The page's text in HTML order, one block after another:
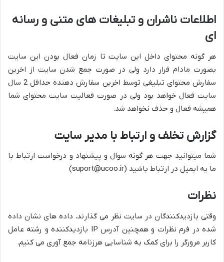
اطلاعات ناشران و تبلیغات های متنی و رسانه
ای
هر گونه محتوای داخل این سایت تا زمان فعال بودن این سایت
بصورت مادام قرار دارد ولی در صورت جمع شدن سایت از اخرین
سفارش محتوای تبلیغی توسط اخرین سفارش دهنده حداقل 2 سال
سایت فعال خواهد بود ولی در صورت فعالیت سایت محتوای شما
همیشه فعال و حذف نخواهد شد.
گزارش تخلف و ارتباط با مدیر سایت
شما میتوانید جهت هر گونه سوال و پیشنهاد و درخواست ارتباط با
ما یه ایمیل در ارتباط باشید (suport@ucoo.ir)
نظرات
وقتی بازدیدکنندگان در سایت نظر می گذارند، داده های نشان داده
شده در فرم نظرات و همچنین آدرس IP بازدیدکننده و رشته عامل
کاربر مرورگر را برای کمک به شناسایی هرزنامه جمع آوری می کنیم.